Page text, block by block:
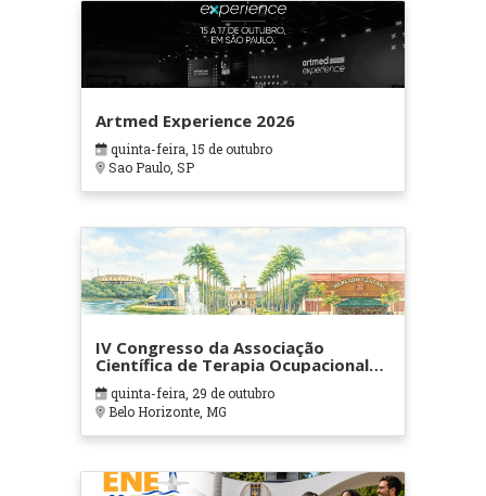
Artmed Experience 2026
quinta-feira, 15 de outubro
Sao Paulo, SP
IV Congresso da Associação
Científica de Terapia Ocupacional
em Contextos Hospitalares e
Cuidados Paliativos - ATOHOSP
quinta-feira, 29 de outubro
Belo Horizonte, MG